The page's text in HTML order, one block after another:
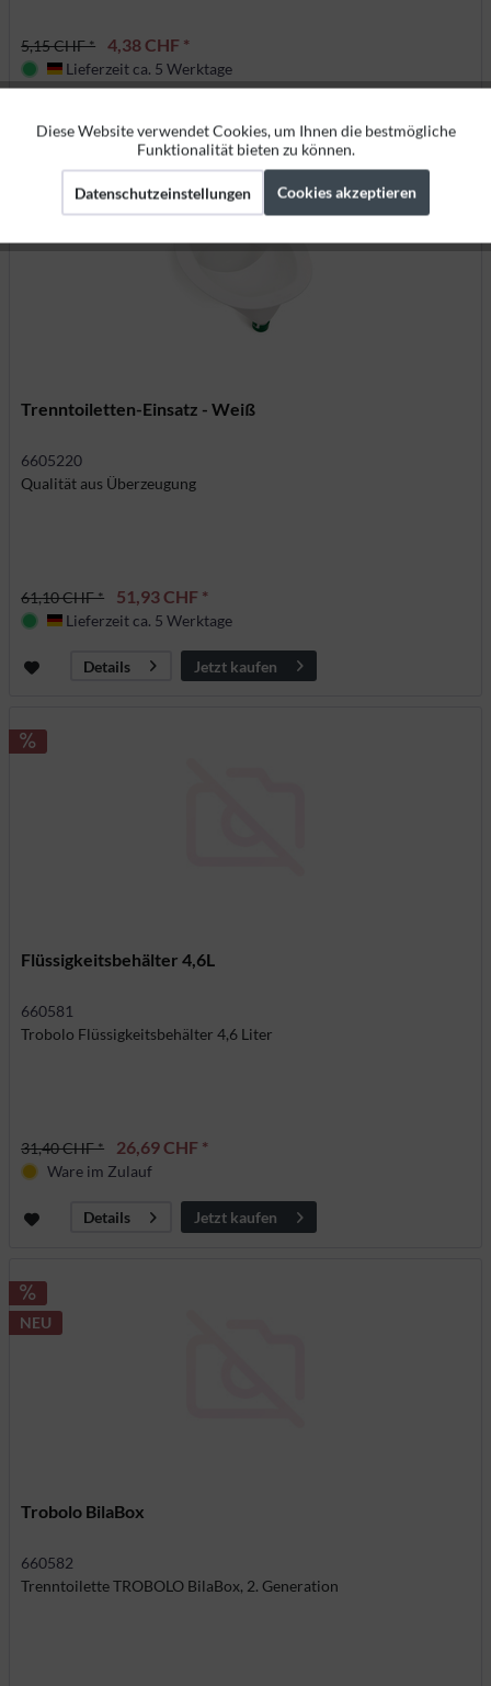
5,15 CHF * 4,38 CHF *
Deutschland
Lieferzeit ca. 5 Werktage
Trenntoiletten-Einsatz - Weiß
6605220
Qualität aus Überzeugung
61,10 CHF * 51,93 CHF *
Deutschland
Lieferzeit ca. 5 Werktage
Details Jetzt kaufen
Flüssigkeitsbehälter 4,6L
660581
Trobolo Flüssigkeitsbehälter 4,6 Liter
31,40 CHF * 26,69 CHF *
Ware im Zulauf
Details Jetzt kaufen
NEU
Trobolo BilaBox
660582
Trenntoilette TROBOLO BilaBox, 2. Generation
Funktionale Aktiv
Marketing Aktiv
Diese Website verwendet Cookies, um Ihnen die bestmögliche
Funktionalität bieten zu können.
Datenschutzeinstellungen Cookies akzeptieren